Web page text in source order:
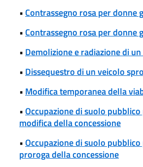
• Contrassegno rosa per donne
• Contrassegno rosa per donne
• Demolizione e radiazione di
• Dissequestro di un veicolo
• Modifica temporanea della
•Occupazione di suolo
modifica della concessione
•Occupazione di suolo
proroga della concessione